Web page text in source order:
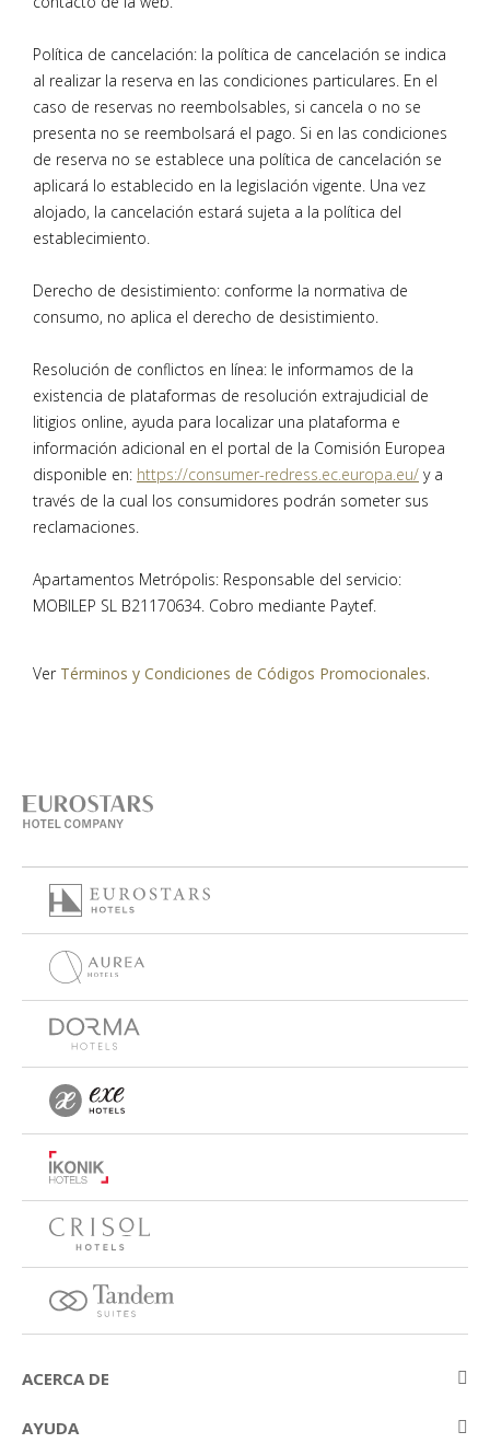
Política de cancelación: la política de cancelación se indica
al realizar la reserva en las condiciones particulares. En el
caso de reservas no reembolsables, si cancela o no se
presenta no se reembolsará el pago. Si en las condiciones
de reserva no se establece una política de cancelación se
aplicará lo establecido en la legislación vigente. Una vez
alojado, la cancelación estará sujeta a la política del
establecimiento.
Derecho de desistimiento: conforme la normativa de
consumo, no aplica el derecho de desistimiento.
Resolución de conflictos en línea: le informamos de la
existencia de plataformas de resolución extrajudicial de
litigios online, ayuda para localizar una plataforma e
información adicional en el portal de la Comisión Europea
disponible en: https://consumer-redress.ec.europa.eu/ y a
través de la cual los consumidores podrán someter sus
reclamaciones.
Apartamentos Metrópolis: Responsable del servicio:
MOBILEP SL B21170634. Cobro mediante Paytef.
Ver Términos y Condiciones de Códigos Promocionales.
ACERCA DE
Sobre Eurostars Hotel Company
AYUDA